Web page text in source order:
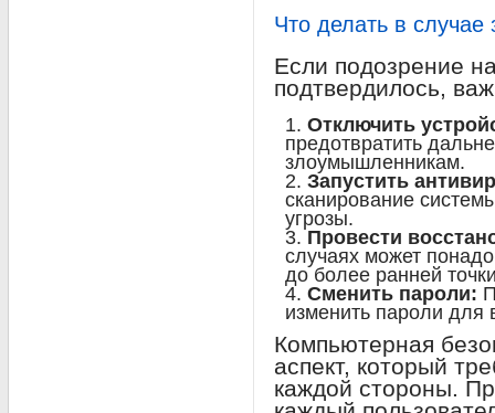
Что делать в случае
Если подозрение
подтвердилось,
Отключить
предотвратить
злоумышленникам.
Запустить
сканирование
угрозы.
Провести
случаях может
до более ранней
Сменить пароли:
изменить пароли для
Компьютерная
аспект, который
каждой стороны.